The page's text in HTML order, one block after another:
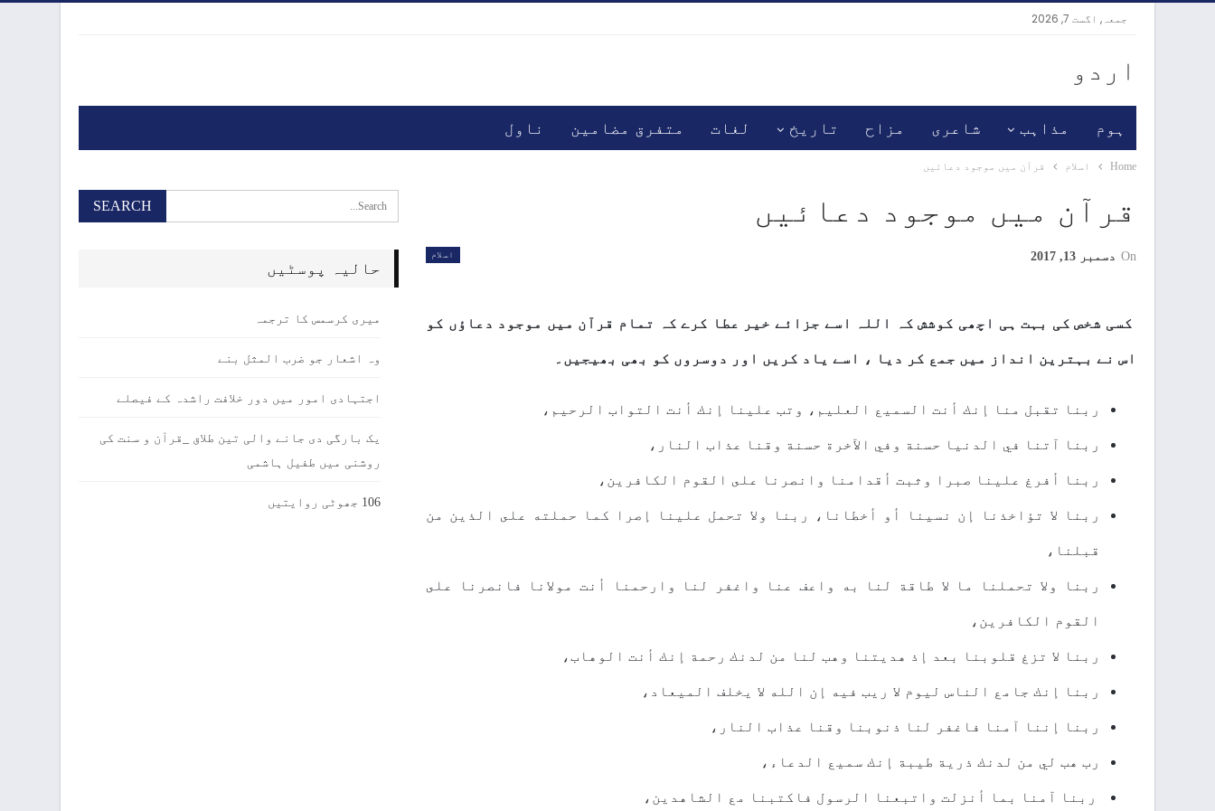
جمعہ, اگست 7, 2026
اردو
ہوم مذاہب شاعری مزاح تاریخ لغات متفرق مضامین ناول
Home اسلام قرآن میں موجود دعائیں
قرآن میں موجود دعائیں
اسلام On دسمبر 13, 2017
کسی شخص کی بہت ہی اچھی کوشش کہ اللہ اسے جزائے خیر عطا کرے کہ تمام قرآن میں موجود دعاؤں کو
اس نے بہترین انداز میں جمع کر دیا ، اسے یاد کریں اور دوسروں کو بھی بھیجیں۔
ﺭﺑﻨﺎ ﺗﻘﺒﻞ ﻣﻨﺎ ﺇﻧﻚ ﺃﻧﺖ ﺍﻟﺴﻤﻴﻊ ﺍﻟﻌﻠﻴﻢ، ﻭﺗﺐ ﻋﻠﻴﻨﺎ ﺇﻧﻚ ﺃﻧﺖ ﺍﻟﺘﻮﺍﺏ ﺍﻟﺮﺣﻴﻢ،
ﺭﺑﻨﺎ ﺁﺗﻨﺎ ﻓﻲ ﺍﻟﺪﻧﻴﺎ ﺣﺴﻨﺔ ﻭﻓﻲ ﺍﻵﺧﺮﺓ ﺣﺴﻨﺔ ﻭﻗﻨﺎ ﻋﺬﺍﺏ ﺍﻟﻨﺎﺭ،
ﺭﺑﻨﺎ ﺃﻓﺮﻍ ﻋﻠﻴﻨﺎ ﺻﺒﺮﺍ ﻭﺛﺒﺖ ﺃﻗﺪﺍﻣﻨﺎ ﻭﺍﻧﺼﺮﻧﺎ ﻋﻠﻰ ﺍﻟﻘﻮﻡ ﺍﻟﻜﺎﻓﺮﻳﻦ،
ﺭﺑﻨﺎ ﻻ ﺗﺆﺍﺧﺬﻧﺎ ﺇﻥ ﻧﺴﻴﻨﺎ ﺃﻭ ﺃﺧﻄﺎﻧﺎ، ﺭﺑﻨﺎ ﻭﻻ ﺗﺤﻤﻞ ﻋﻠﻴﻨﺎ ﺇﺻﺮﺍ ﻛﻤﺎ ﺣﻤﻠﺘﻪ ﻋﻠﻰ ﺍﻟﺬﻳﻦ ﻣﻦ
ﻗﺒﻠﻨﺎ،
ﺭﺑﻨﺎ ﻭﻻ ﺗﺤﻤﻠﻨﺎ ﻣﺎ ﻻ ﻃﺎﻗﺔ ﻟﻨﺎ ﺑﻪ ﻭﺍﻋﻒ ﻋﻨﺎ ﻭﺍﻏﻔﺮ ﻟﻨﺎ ﻭﺍﺭﺣﻤﻨﺎ ﺃﻧﺖ ﻣﻮﻻﻧﺎ ﻓﺎﻧﺼﺮﻧﺎ ﻋﻠﻰ
ﺍﻟﻘﻮﻡ ﺍﻟﻜﺎﻓﺮﻳﻦ،
ﺭﺑﻨﺎ ﻻ ﺗﺰﻍ ﻗﻠﻮﺑﻨﺎ ﺑﻌﺪ ﺇﺫ ﻫﺪﻳﺘﻨﺎ ﻭﻫﺐ ﻟﻨﺎ ﻣﻦ ﻟﺪﻧﻚ ﺭﺣﻤﺔ ﺇﻧﻚ ﺃﻧﺖ ﺍﻟﻮﻫﺎﺏ،
ﺭﺑﻨﺎ ﺇﻧﻚ ﺟﺎﻣﻊ ﺍﻟﻨﺎﺱ ﻟﻴﻮﻡ ﻻ ﺭﻳﺐ ﻓﻴﻪ ﺇﻥ ﺍﻟﻠﻪ ﻻ ﻳﺨﻠﻒ ﺍﻟﻤﻴﻌﺎﺩ،
ﺭﺑﻨﺎ ﺇﻧﻨﺎ ﺁﻣﻨﺎ ﻓﺎﻏﻔﺮ ﻟﻨﺎ ﺫﻧﻮﺑﻨﺎ ﻭﻗﻨﺎ ﻋﺬﺍﺏ ﺍﻟﻨﺎﺭ،
رب ﻫﺐ ﻟﻲ ﻣﻦ ﻟﺪﻧﻚ ﺫﺭﻳﺔ ﻃﻴﺒﺔ ﺇﻧﻚ ﺳﻤﻴﻊ ﺍﻟﺪﻋﺎﺀ،
ﺭﺑﻨﺎ ﺁﻣﻨﺎ ﺑﻤﺎ ﺃﻧﺰﻟﺖ ﻭﺍﺗﺒﻌﻨﺎ ﺍﻟﺮﺳﻮﻝ ﻓﺎﻛﺘﺒﻨﺎ ﻣﻊ ﺍﻟﺸﺎﻫﺪﻳﻦ،
حالیہ پوسٹیں
میری کرسمس کا ترجمہ
وہ اشعار جو ضرب المثل بنے
اجتہادی امور میں دور خلافت راشدہ کے فیصلے
یک بارگی دی جانے والی تین طلاق _قرآن و سنت کی
روشنی میں طفیل ہاشمی
106 جھوٹی روایتیں